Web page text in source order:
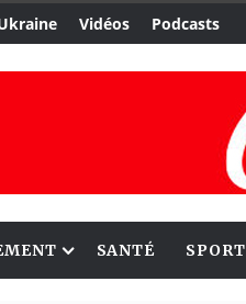
Vidéos Podcasts
SANTÉ SPORT